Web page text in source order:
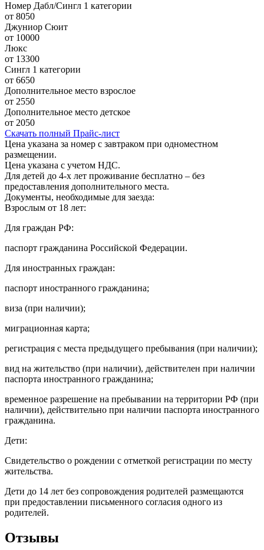
Номер Дабл/Сингл 1 категории
от 8050
Джуниор Сюит
от 10000
Люкс
от 13300
Сингл 1 категории
от 6650
Дополнительное место взрослое
от 2550
Дополнительное место детское
от 2050
Скачать полный Прайс-лист
Цена указана за номер с завтраком при одноместном
размещении.
Цена указана с учетом НДС.
Для детей до 4-х лет проживание бесплатно – без
предоставления дополнительного места.
Документы, необходимые для заезда:
Взрослым от 18 лет:
Для граждан РФ:
паспорт гражданина Российской Федерации.
Для иностранных граждан:
паспорт иностранного гражданина;
виза (при наличии);
миграционная карта;
регистрация с места предыдущего пребывания (при наличии);
вид на жительство (при наличии), действителен при наличии
паспорта иностранного гражданина;
временное разрешение на пребывании на территории РФ (при
наличии), действительно при наличии паспорта иностранного
гражданина.
Дети:
Свидетельство о рождении с отметкой регистрации по месту
жительства.
Дети до 14 лет без сопровождения родителей размещаются
при предоставлении письменного согласия одного из
родителей.
Отзывы